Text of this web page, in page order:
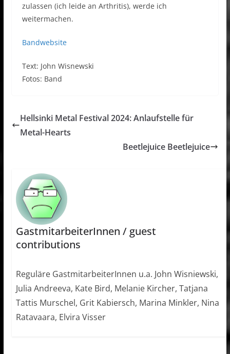
zulassen (ich leide an Arthritis), werde ich
weitermachen.
Bandwebsite
Text: John Wisnewski
Fotos: Band
Hellsinki Metal Festival 2024: Anlaufstelle für
Metal-Hearts
Beetlejuice Beetlejuice
GastmitarbeiterInnen / guest
contributions
Reguläre GastmitarbeiterInnen u.a. John Wisniewski,
Julia Andreeva, Kate Bird, Melanie Kircher, Tatjana
Tattis Murschel, Grit Kabiersch, Marina Minkler, Nina
Ratavaara, Elvira Visser